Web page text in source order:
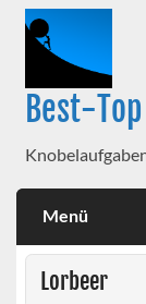
Best-Top
Menü
Lorbeer